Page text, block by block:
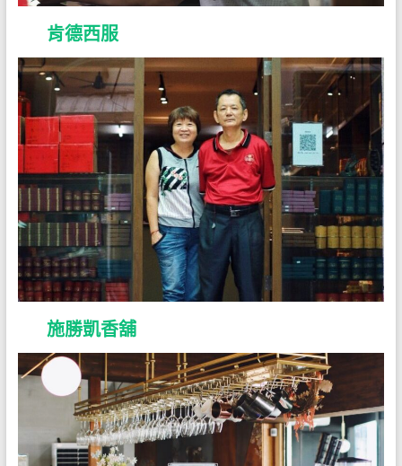
肯德西服
施勝凱香舖